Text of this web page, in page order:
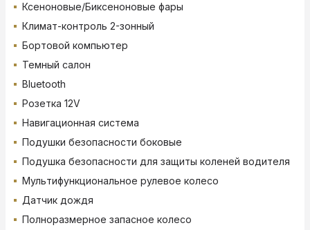
Ксеноновые/Биксеноновые фары
Климат-контроль 2-зонный
Бортовой компьютер
Темный салон
Bluetooth
Розетка 12V
Навигационная система
Подушки безопасности боковые
Подушка безопасности для защиты коленей водителя
Мультифункциональное рулевое колесо
Датчик дождя
Полноразмерное запасное колесо